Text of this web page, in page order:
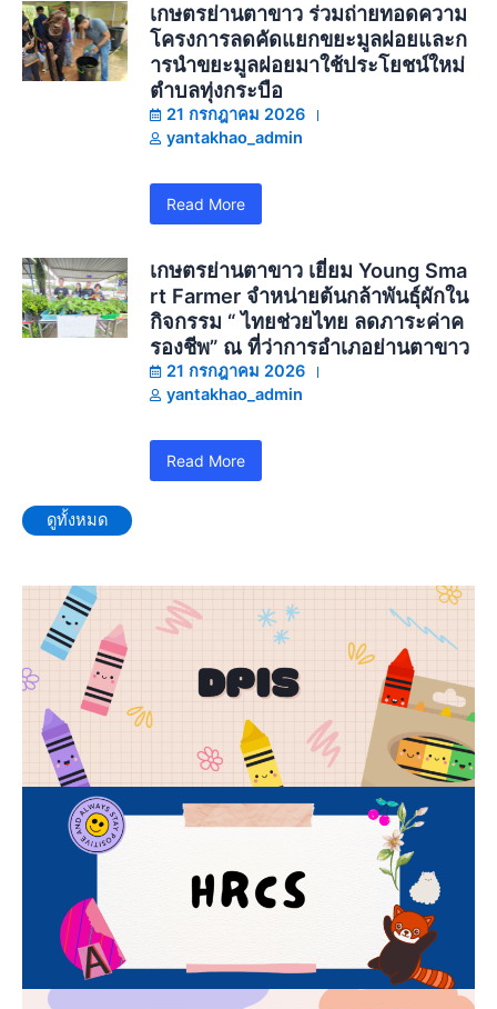
เกษตรย่านตาขาว ร่วมถ่ายทอดความ
โครงการลดคัดแยกขยะมูลฝอยและก
ารนำขยะมูลฝอยมาใช้ประโยชน์ใหม่
ตำบลทุ่งกระบือ
21 กรกฎาคม 2026
yantakhao_admin
Read More
เกษตรย่านตาขาว เยี่ยม Young Sma
rt Farmer จำหน่ายต้นกล้าพันธุ์ผักใน
กิจกรรม “ ไทยช่วยไทย ลดภาระค่าค
รองชีพ” ณ ที่ว่าการอำเภอย่านตาขาว
21 กรกฎาคม 2026
yantakhao_admin
Read More
ดูทั้งหมด